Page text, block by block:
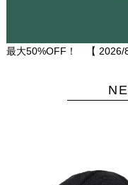
最大50%OFF！ 【 2026/